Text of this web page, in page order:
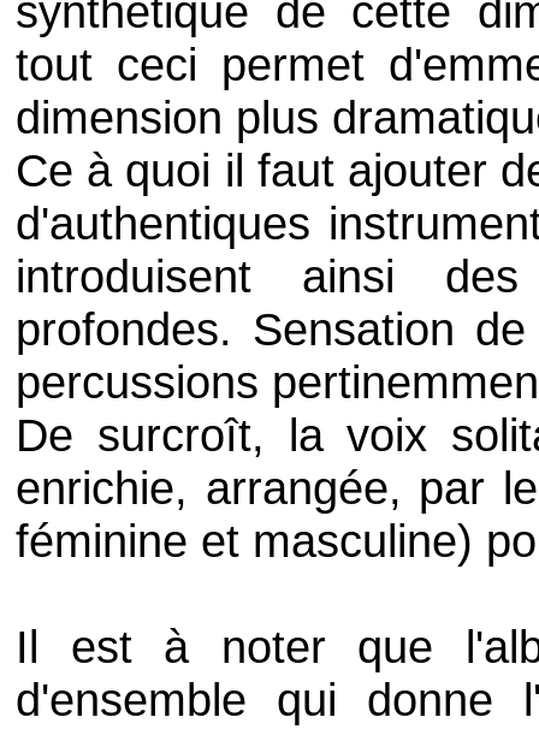
synthétique de cette
tout ceci permet
dimension plus
Ce à quoi il faut ajouter
d'authentiques
introduisent ainsi
profondes. Sensation
percussions
De surcroît, la voix
enrichie, arrangée, par
féminine et masculine)
Il est à noter que
d'ensemble qui donne